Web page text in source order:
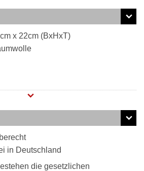
x 22cm (BxHxT)
in Deutschland
die gesetzlichen